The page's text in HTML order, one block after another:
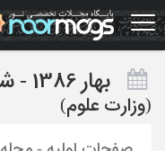
Skip
to
main
بهار 1386 - شماره 30
(وزارت علوم)